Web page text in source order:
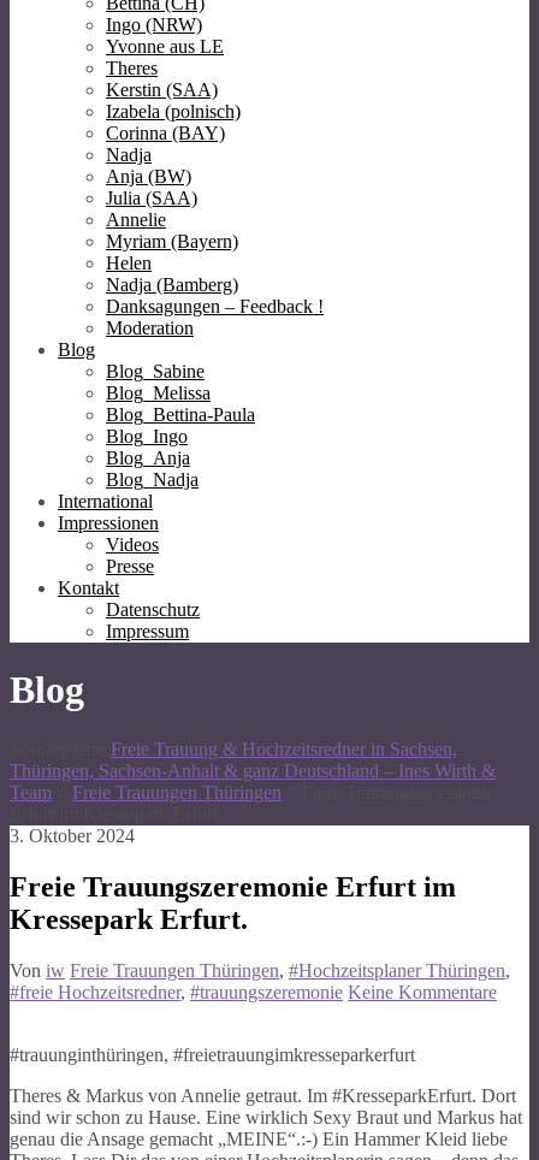
Ingo (NRW)
Yvonne aus LE
Theres
Kerstin (SAA)
Izabela (polnisch)
Corinna (BAY)
Nadja
Anja (BW)
Julia (SAA)
Annelie
Myriam (Bayern)
Helen
Nadja (Bamberg)
Danksagungen – Feedback !
Moderation
Blog
Blog_Sabine
Blog_Melissa
Blog_Bettina-Paula
Blog_Ingo
Blog_Anja
Blog_Nadja
International
Impressionen
Videos
Presse
Kontakt
Datenschutz
Impressum
Blog
Freie Trauung & Hochzeitsredner in Sachsen,
Thüringen, Sachsen-Anhalt & ganz Deutschland – Ines Wirth &
Team
Freie Trauungen Thüringen
3. Oktober 2024
Freie Trauungszeremonie Erfurt im
Kressepark Erfurt.
Von iw Freie Trauungen Thüringen, #Hochzeitsplaner Thüringen,
#freie Hochzeitsredner, #trauungszeremonie Keine Kommentare
#trauunginthüringen, #freietrauungimkresseparkerfurt
Theres & Markus von Annelie getraut. Im #KresseparkErfurt. Dort
sind wir schon zu Hause. Eine wirklich Sexy Braut und Markus hat
genau die Ansage gemacht „MEINE“.:-) Ein Hammer Kleid liebe